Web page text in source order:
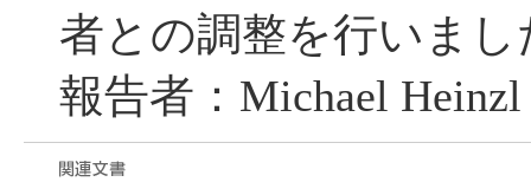
者との調整を行いまし
報告者：Michael